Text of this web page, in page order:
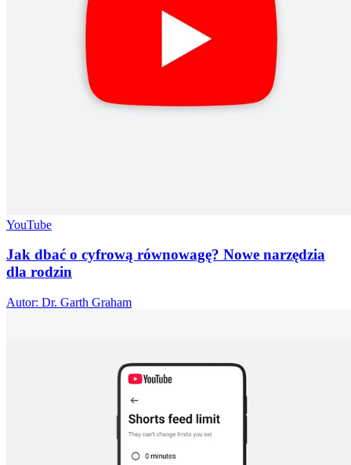
YouTube
Jak dbać o cyfrową równowagę? Nowe narzędzia
dla rodzin
Autor: Dr. Garth Graham